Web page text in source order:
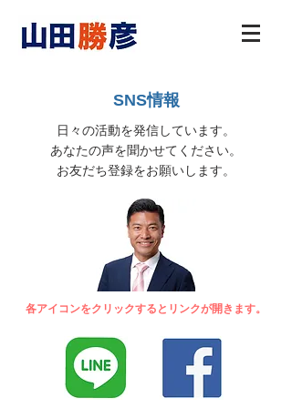
SNS情報
日々の活動を発信しています。
あなたの声を聞かせてください。
​お友だち登録をお願いします。
​各アイコンをクリックするとリンクが開きます。